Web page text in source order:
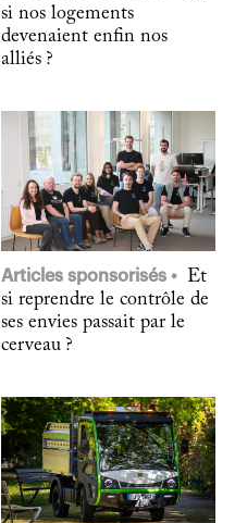
si nos logements
devenaient enfin nos
alliés ?
Articles sponsorisés
Et
si reprendre le contrôle de
ses envies passait par le
cerveau ?